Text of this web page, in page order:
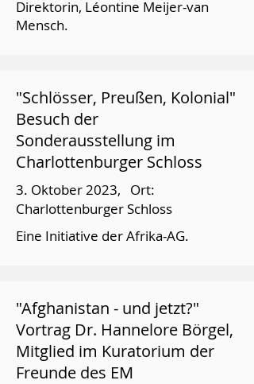
Direktorin, Léontine Meijer-van
Mensch.
"Schlösser, Preußen, Kolonial"
Besuch der
Sonderausstellung im
Charlottenburger Schloss
3. Oktober 2023, Ort:
Charlottenburger Schloss
Eine Initiative der Afrika-AG.
"Afghanistan - und jetzt?"
Vortrag Dr. Hannelore Börgel,
Mitglied im Kuratorium der
Freunde des EM